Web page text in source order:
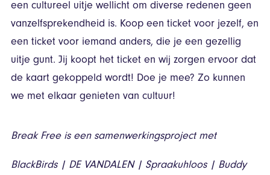
een cultureel uitje wellicht om diverse redenen geen
vanzelfsprekendheid is. Koop een ticket voor jezelf, en
een ticket voor iemand anders, die je een gezellig
uitje gunt. Jij koopt het ticket en wij zorgen ervoor dat
de kaart gekoppeld wordt! Doe je mee? Zo kunnen
we met elkaar genieten van cultuur!
Break Free is een samenwerkingsproject met
BlackBirds | DE VANDALEN | Spraakuhloos | Buddy